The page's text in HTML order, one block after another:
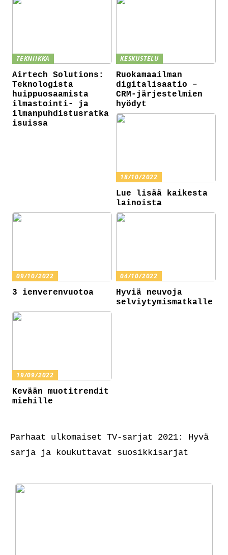
TEKNIIKKA
Airtech Solutions:
Teknologista
huippuosaamista
ilmastointi- ja
ilmanpuhdistusratka
isuissa
KESKUSTELU
Ruokamaailman
digitalisaatio –
CRM-järjestelmien
hyödyt
18/10/2022
Lue lisää kaikesta
lainoista
09/10/2022
3 ienverenvuotoa
04/10/2022
Hyviä neuvoja
selviytymismatkalle
19/09/2022
Kevään muotitrendit
miehille
Parhaat ulkomaiset TV-sarjat 2021: Hyvä
sarja ja koukuttavat suosikkisarjat